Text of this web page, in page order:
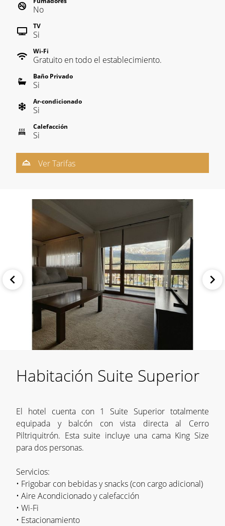
No
TV
Si
Wi-Fi
Gratuito en todo el establecimiento.
Baño Privado
Si
Ar-condicionado
Si
Calefacción
Si
Ver Tarifas
Habitación Suite Superior
El hotel cuenta con 1 Suite Superior totalmente
equipada y balcón con vista directa al Cerro
Piltriquitrón. Esta suite incluye una cama King Size
para dos personas.
Servicios:
• Frigobar con bebidas y snacks (con cargo adicional)
• Aire Acondicionado y calefacción
• Wi-Fi
• Estacionamiento